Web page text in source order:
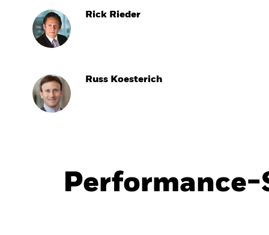
Rick Rieder
Russ Koesterich
Performance-